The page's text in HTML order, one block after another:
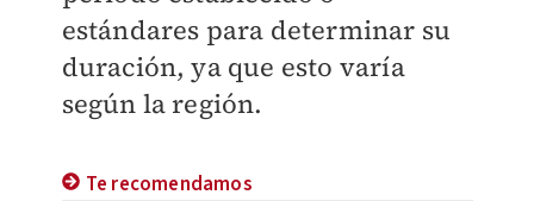
estándares para determinar su
duración, ya que esto varía
según la región.
Te recomendamos